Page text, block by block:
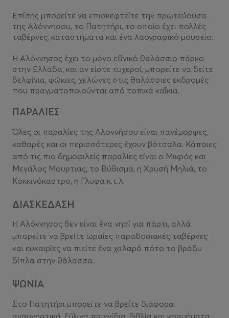
Επίσης μπορείτε να επισκεφτείτε την πρωτεύουσα
της Αλόννησου, το Πατητήρι, το οποίο έχει πολλές
ταβέρνες, καταστήματα και ένα λαογραφικό μουσείο.
Η Αλόννησος έχει το μόνο εθνικό θαλάσσιο πάρκο
στην Ελλάδα, και αν είστε τυχεροί, μπορείτε να δείτε
δελφίνια, φώκιες, χελώνες στις θαλάσσιες εκδρομές
που πραγματοποιούνται από τοπικά καΐκια.
ΠΑΡΑΛΙΕΣ
Όλες οι παραλίες της Αλοννήσου είναι πανέμορφες,
καθαρές και οι περισσότερες έχουν βότσαλα. Κάποιες
από τις πιο δημοφιλείς παραλίες είναι ο Μικρός και
Μεγάλος Μουρτιας, το Βύθισμα, η Χρυσή Μηλιά, το
Κοκκινόκαστρο, η Γλυφα κ.τ.λ.
ΔΙΑΣΚΕΔΑΣΗ
Η Αλόννησος δεν είναι ένα νησί για πάρτι, αλλά
μπορείτε να βρείτε ωραίες παραδοσιακές ταβέρνες
και ευκαιρίες να πιείτε ένα χαλαρό πότο το βράδυ
δίπλα στην θάλασσα.
ΨΩΝΙΑ
Στο Πατητήρι μπορείτε να βρείτε διάφορα
αναμνηστικά, ξύλινα παιχνίδια, βιβλία και κοσμήματα.